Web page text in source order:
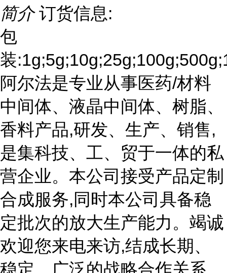
简介 订货信息:
包
装
阿尔法是专业从事医药/材料
中间体、液晶中间体、树脂、
香料产品,研发、生产、销售,
是集科技、工、贸于一体的私
营企业。本公司接受产品定制
合成服务,同时本公司具备稳
定批次的放大生产能力。竭诚
欢迎您来电来访,结成长期、
稳定、广泛的战略合作关系,